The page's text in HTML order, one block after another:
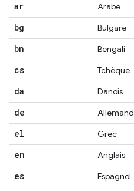
ar Arabe
bg Bulgare
bn Bengali
cs Tchèque
da Danois
de Allemand
el Grec
en Anglais
es Espagnol